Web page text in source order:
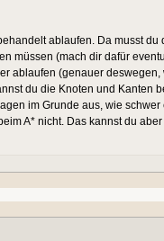
ablaufen. Da musst
müssen (mach dir dafür
ablaufen (genauer
du die Knoten und Kanten
im Grunde aus, wie
A* nicht. Das kannst du